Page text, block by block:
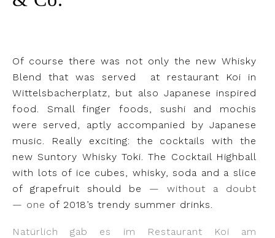
Of course there was not only the new Whisky
Blend that was served at restaurant Koi in
Wittelsbacherplatz, but also Japanese inspired
food. Small finger foods, sushi and mochis
were served, aptly accompanied by Japanese
music. Really exciting: the cocktails with the
new Suntory Whisky Toki. The Cocktail Highball
with lots of ice cubes, whisky, soda and a slice
of grapefruit should be — without a doubt
— one of 2018’s trendy summer drinks.
Natürlich gab es im Restaurant Koi am